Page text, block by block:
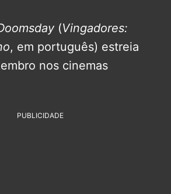
(Vingadores:
, em português) estreia
nos cinemas
PUBLICIDADE